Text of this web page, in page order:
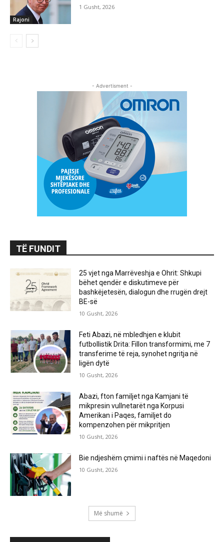
Rajoni
1 Gusht, 2026
- Advertisment -
TË FUNDIT
25 vjet nga Marrëveshja e Ohrit: Shkupi
bëhet qendër e diskutimeve për
bashkëjetesën, dialogun dhe rrugën drejt
BE-së
10 Gusht, 2026
Feti Abazi, në mbledhjen e klubit
futbollistik Drita: Fillon transformimi, me 7
transferime të reja, synohet ngritja në
ligën dytë
10 Gusht, 2026
Abazi, fton familjet nga Kamjani të
mikpresin vullnetarët nga Korpusi
Amerikan i Paqes, familjet do
kompenzohen për mikpritjen
10 Gusht, 2026
Bie ndjeshëm çmimi i naftës në Maqedoni
10 Gusht, 2026
Më shumë